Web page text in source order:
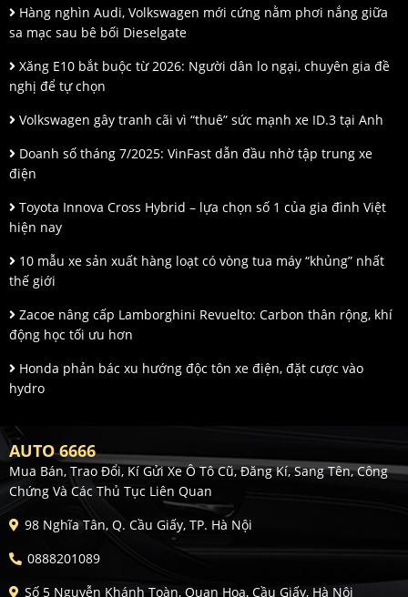
Hàng nghìn Audi, Volkswagen mới cứng nằm phơi nắng giữa
sa mạc sau bê bối Dieselgate
Xăng E10 bắt buộc từ 2026: Người dân lo ngại, chuyên gia đề
nghị để tự chọn
Volkswagen gây tranh cãi vì “thuê” sức mạnh xe ID.3 tại Anh
Doanh số tháng 7/2025: VinFast dẫn đầu nhờ tập trung xe
điện
Toyota Innova Cross Hybrid – lựa chọn số 1 của gia đình Việt
hiện nay
10 mẫu xe sản xuất hàng loạt có vòng tua máy “khủng” nhất
thế giới
Zacoe nâng cấp Lamborghini Revuelto: Carbon thân rộng, khí
động học tối ưu hơn
Honda phản bác xu hướng độc tôn xe điện, đặt cược vào
hydro
AUTO 6666
Mua Bán, Trao Đổi, Kí Gửi Xe Ô Tô Cũ, Đăng Kí, Sang Tên, Công
Chứng Và Các Thủ Tục Liên Quan
98 Nghĩa Tân, Q. Cầu Giấy, TP. Hà Nội
0888201089
Số 5 Nguyễn Khánh Toàn, Quan Hoa, Cầu Giấy, Hà Nội